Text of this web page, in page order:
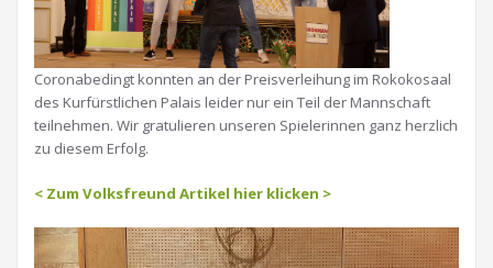
Coronabedingt konnten an der Preisverleihung im Rokokosaal
des Kurfürstlichen Palais leider nur ein Teil der Mannschaft
teilnehmen. Wir gratulieren unseren Spielerinnen ganz herzlich
zu diesem Erfolg.
< Zum Volksfreund Artikel hier klicken >